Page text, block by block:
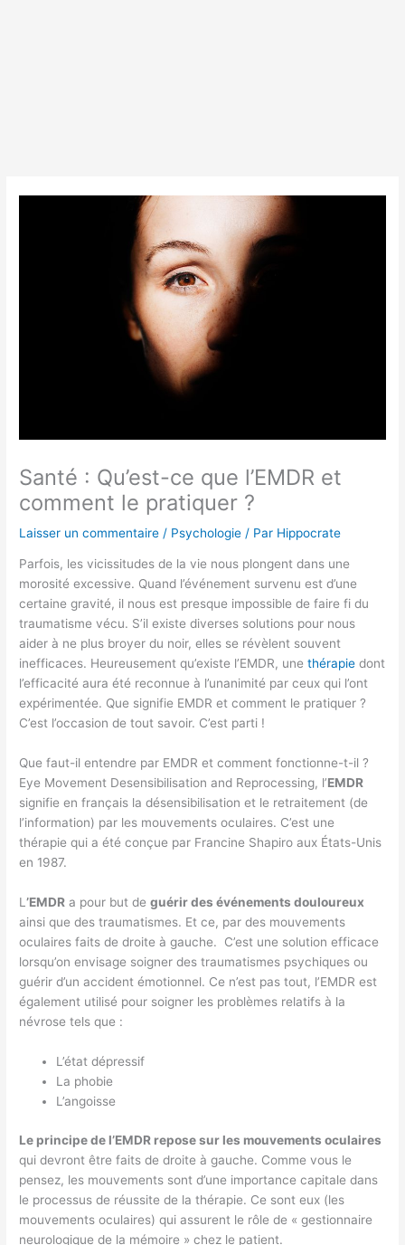
Santé : Qu’est-ce que l’EMDR et
comment le pratiquer ?
Laisser un commentaire / Psychologie / Par Hippocrate
Parfois, les vicissitudes de la vie nous plongent dans une
morosité excessive. Quand l’événement survenu est d’une
certaine gravité, il nous est presque impossible de faire fi du
traumatisme vécu. S’il existe diverses solutions pour nous
aider à ne plus broyer du noir, elles se révèlent souvent
inefficaces. Heureusement qu’existe l’EMDR, unethérapie dont
l’efficacité aura été reconnue à l’unanimité par ceux qui l’ont
expérimentée. Que signifie EMDR et comment le pratiquer ?
C’est l’occasion de tout savoir. C’est parti !
Que faut-il entendre par EMDR et comment fonctionne-t-il ?
Eye Movement Desensibilisation and Reprocessing, l’EMDR
signifie en français la désensibilisation et le retraitement (de
l’information) par les mouvements oculaires. C’est une
thérapie qui a été conçue par Francine Shapiro aux États-Unis
en 1987.
L’EMDR a pour but deguérir des événements douloureux
ainsi que des traumatismes. Et ce, par des mouvements
oculaires faits de droite à gauche. C’est une solution efficace
lorsqu’on envisage soigner des traumatismes psychiques ou
guérir d’un accident émotionnel. Ce n’est pas tout, l’EMDR est
également utilisé pour soigner les problèmes relatifs à la
névrose tels que :
L’état dépressif
La phobie
L’angoisse
Le principe de l’EMDR repose sur les mouvements oculaires
qui devront être faits de droite à gauche. Comme vous le
pensez, les mouvements sont d’une importance capitale dans
le processus de réussite de la thérapie. Ce sont eux (les
mouvements oculaires) qui assurent le rôle de « gestionnaire
neurologique de la mémoire » chez le patient.